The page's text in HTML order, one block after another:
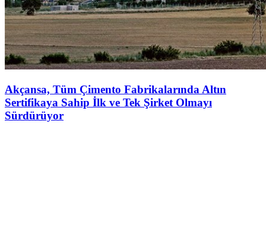
Akçansa, Tüm Çimento Fabrikalarında Altın
Sertifikaya Sahip İlk ve Tek Şirket Olmayı
Sürdürüyor